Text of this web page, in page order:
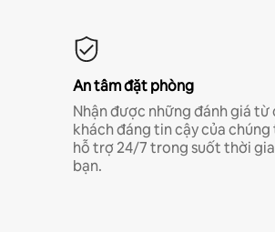
An tâm đặt phòng
Nhận được những đánh giá từ
khách đáng tin cậy của
hỗ trợ 24/7 trong suốt thời
bạn.